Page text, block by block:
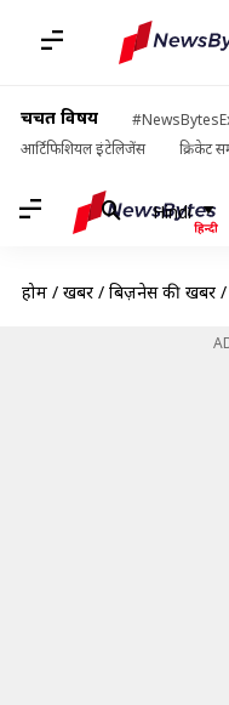
चर्चित विषय
आर्टिफिशियल इंटेलिजेंस
क्रिकेट
Hindi
होम / खबरें / बिज़नेस की खबरें /